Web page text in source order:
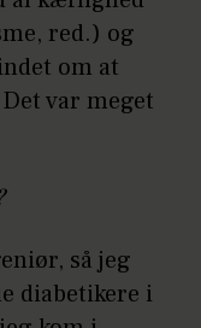
red.) og
om at
var meget
så jeg
diabetikere i